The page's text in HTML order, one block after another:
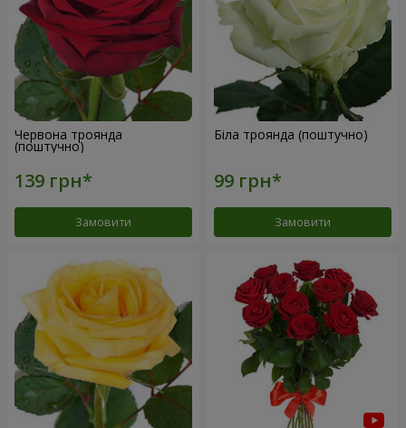
Червона троянда
(поштучно)
Замовити
Біла троянда (поштучно)
Замовити